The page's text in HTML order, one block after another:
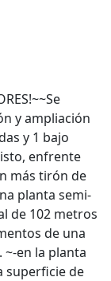
y ampliación
y 1 bajo
enfrente
más tirón de
planta semi-
de 102 metros
de una
en la planta
superficie de